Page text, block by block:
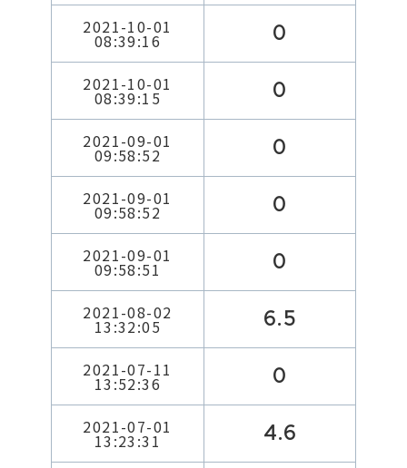
2021-10-01
08:39:16 0
2021-10-01
08:39:15 0
2021-09-01
09:58:52 0
2021-09-01
09:58:52 0
2021-09-01
09:58:51 0
2021-08-02
13:32:05 6.5
2021-07-11
13:52:36 0
2021-07-01
13:23:31 4.6